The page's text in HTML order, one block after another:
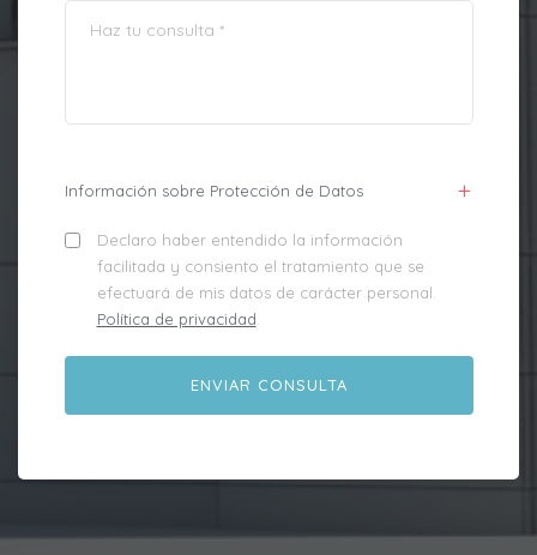
Información sobre Protección de Datos
Declaro haber entendido la información
facilitada y consiento el tratamiento que se
efectuará de mis datos de carácter personal.
Política de privacidad.